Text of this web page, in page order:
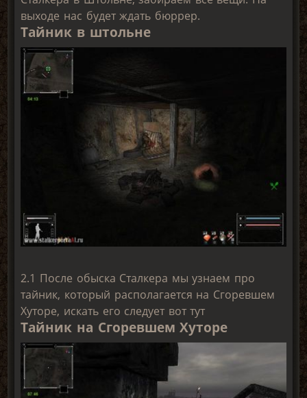
выходе нас будет ждать бюррер.
Тайник в штольне
2.1 После обыска Сталкера мы узнаем про
тайник, который располагается на Сгоревшем
Хуторе, искать его следует вот тут
Тайник на Сгоревшем Хуторе